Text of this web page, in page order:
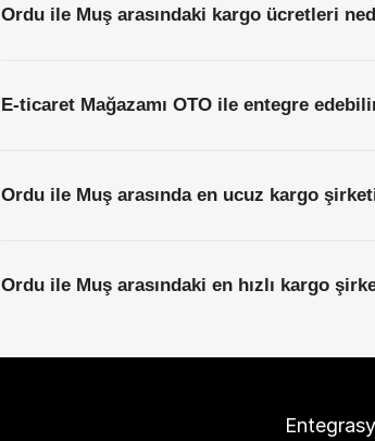
Ordu ile Muş arasındaki kargo ücretleri
E-ticaret Mağazamı OTO ile entegre
Ordu ile Muş arasında en ucuz kargo
Ordu ile Muş arasındaki en hızlı kargo